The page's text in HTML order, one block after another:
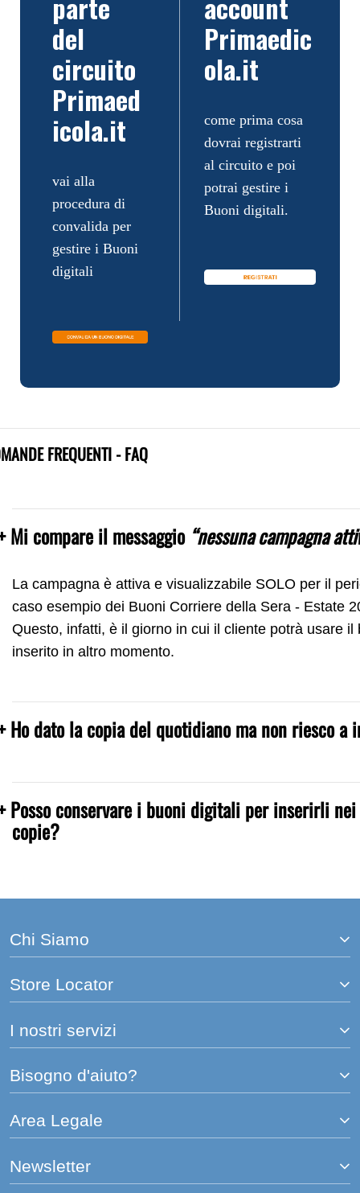
parte
del
circuito
Primaed
icola.it
vai alla
procedura di
convalida per
gestire i Buoni
digitali
account
Primaedic
ola.it
come prima cosa
dovrai registrarti
al circuito e poi
potrai gestire i
Buoni digitali.
FREQUENTI - FAQ
Mi compare il messaggio “nessuna campagna
La campagna è attiva e visualizzabile SOLO per il
caso esempio dei Buoni Corriere della Sera - Estate
Questo, infatti, è il giorno in cui il cliente potrà usare
inserito in altro momento.
Ho dato la copia del quotidiano ma non riesco a
Posso conservare i buoni digitali per inserirli
copie?
Chi Siamo
Store Locator
I nostri servizi
Bisogno d'aiuto?
Area Legale
Newsletter